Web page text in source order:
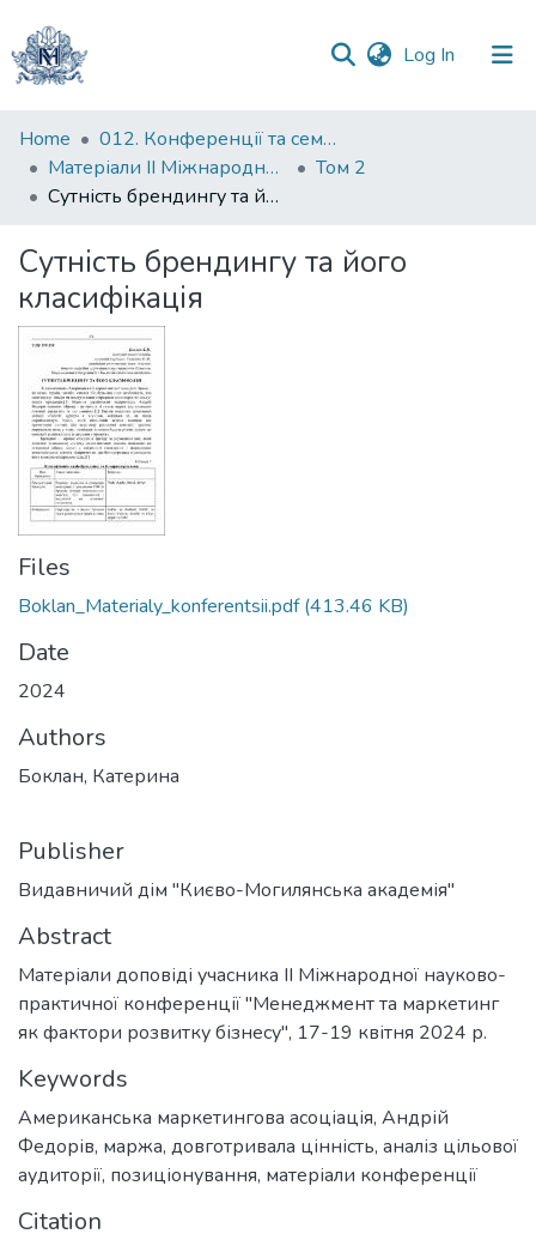
Log In (current)
Communities
&
Collections
Statistics
Home
012. Конференції та семінари НаУКМА
Матеріали II Міжнародної науково-практичної конференції "Менеджмент та маркетинг як фактори розвитку бізнесу", 17-19 квітня 2024 р.
Том 2
Сутність брендингу та його класифікація
Сутність брендингу та його
класифікація
Files
Boklan_Materialy_konferentsii.pdf(413.46 KB)
Date
2024
Authors
Боклан, Катерина
Publisher
Видавничий дім "Києво-Могилянська академія"
Abstract
Матеріали доповіді учасника ІІ Міжнародної науково-
практичної конференції "Менеджмент та маркетинг
як фактори розвитку бізнесу", 17-19 квітня 2024 р.
Keywords
Американська маркетингова асоціація, Андрій
Федорів, маржа, довготривала цінність, аналіз цільової
аудиторії, позиціонування, матеріали конференції
Citation